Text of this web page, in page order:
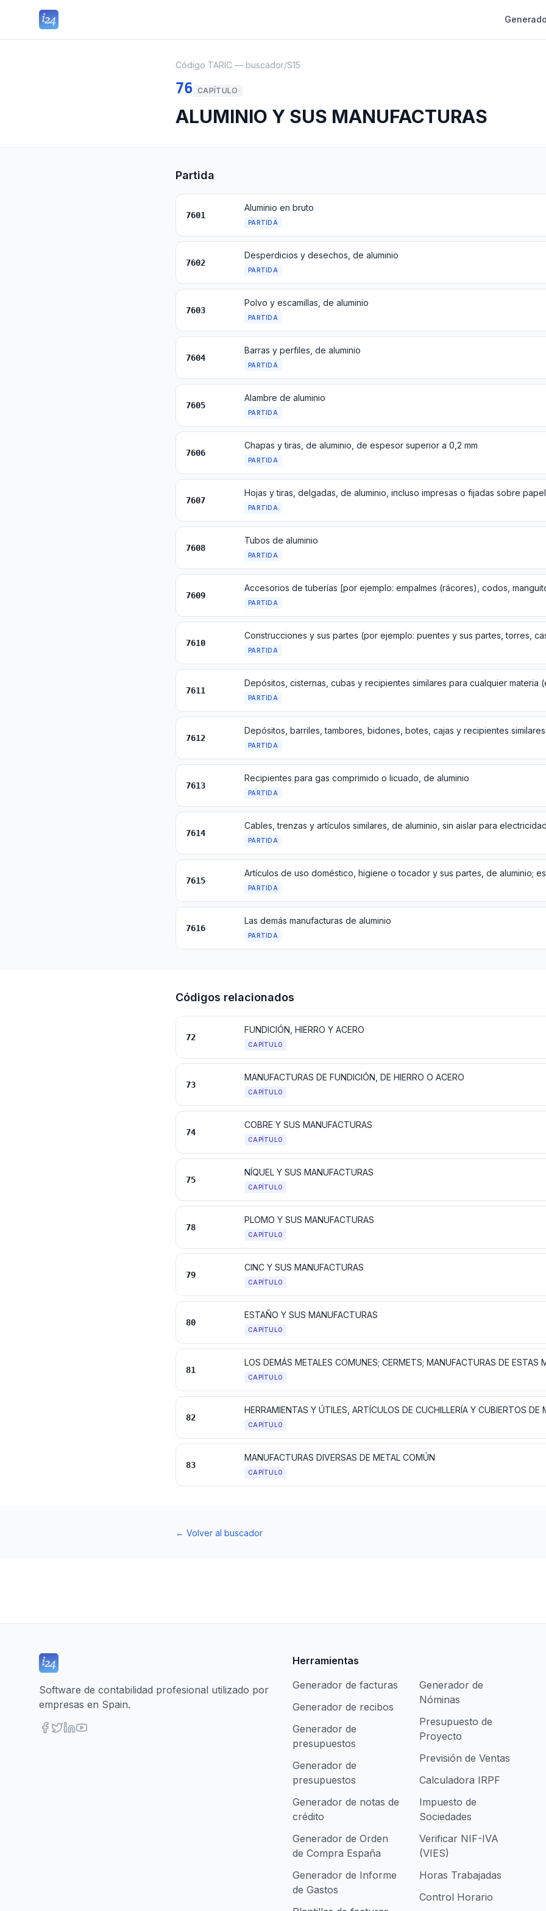
Código TARIC — buscador/S15
76 CAPÍTULO
ALUMINIO Y SUS MANUFACTURAS
Partida
7601
Aluminio en bruto
PARTIDA
7602
Desperdicios y desechos, de aluminio
PARTIDA
7603
Polvo y escamillas, de aluminio
PARTIDA
7604
Barras y perfiles, de aluminio
PARTIDA
7605
Alambre de aluminio
PARTIDA
7606
Chapas y tiras, de aluminio, de espesor superior a 0,2 mm
PARTIDA
7607
PARTIDA
7608
Tubos de aluminio
PARTIDA
7609
PARTIDA
7610
PARTIDA
7611
PARTIDA
7612
PARTIDA
7613
Recipientes para gas comprimido o licuado, de aluminio
PARTIDA
7614
Cables, trenzas y artículos similares, de aluminio, sin aislar para electricidad
PARTIDA
7615
PARTIDA
7616
Las demás manufacturas de aluminio
PARTIDA
Códigos relacionados
72
FUNDICIÓN, HIERRO Y ACERO
CAPÍTULO
73
MANUFACTURAS DE FUNDICIÓN, DE HIERRO O ACERO
CAPÍTULO
74
COBRE Y SUS MANUFACTURAS
CAPÍTULO
75
NÍQUEL Y SUS MANUFACTURAS
CAPÍTULO
78
PLOMO Y SUS MANUFACTURAS
CAPÍTULO
79
CINC Y SUS MANUFACTURAS
CAPÍTULO
80
ESTAÑO Y SUS MANUFACTURAS
CAPÍTULO
81
LOS DEMÁS METALES COMUNES; CERMETS; MANUFACTURAS DE ESTAS
CAPÍTULO
82
CAPÍTULO
83
MANUFACTURAS DIVERSAS DE METAL COMÚN
CAPÍTULO
← Volver al buscador
Software de contabilidad profesional utilizado por
empresas en Spain.
Herramientas
Generador de facturas
Generador de recibos
Generador de
presupuestos
Generador de
presupuestos
Generador de notas de
crédito
Generador de Orden
de Compra España
Generador de Informe
de Gastos
Generador de
Nóminas
Presupuesto de
Proyecto
Previsión de Ventas
Calculadora IRPF
Impuesto de
Sociedades
Verificar NIF-IVA
(VIES)
Horas Trabajadas
Control Horario